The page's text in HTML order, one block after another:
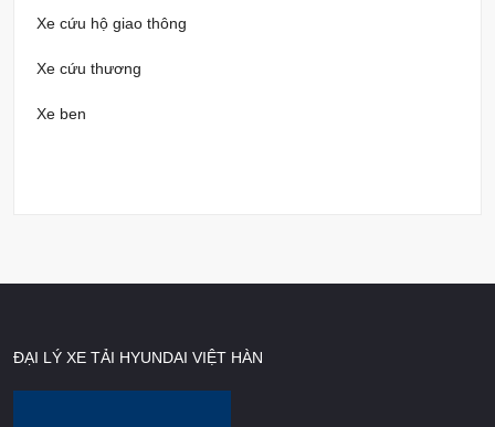
Xe cứu hộ giao thông
Xe cứu thương
Xe ben
ĐẠI LÝ XE TẢI HYUNDAI VIỆT HÀN